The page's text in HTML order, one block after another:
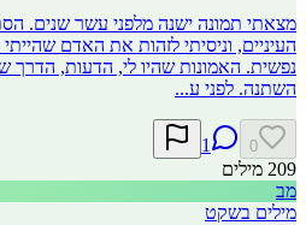
מצאתי תמונה ישנה מלפני עשר שנים.
העיניים, וניסיתי לזהות את האדם
נפשית. האמונות שהיו לי, הדעות,
השתנה. לפני ע...
0
1
209 מילים
מב
מילים בשקט